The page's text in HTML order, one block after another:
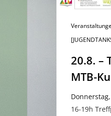
20.8. –
MTB-
16-19h